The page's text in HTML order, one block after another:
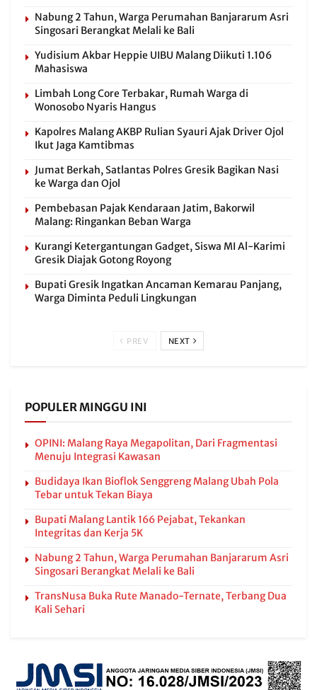
Nabung 2 Tahun, Warga Perumahan Banjararum Asri
Singosari Berangkat Melali ke Bali
Yudisium Akbar Heppie UIBU Malang Diikuti 1.106
Mahasiswa
Limbah Long Core Terbakar, Rumah Warga di
Wonosobo Nyaris Hangus
Kapolres Malang AKBP Rulian Syauri Ajak Driver Ojol
Ikut Jaga Kamtibmas
Jumat Berkah, Satlantas Polres Gresik Bagikan Nasi
ke Warga dan Ojol
Pembebasan Pajak Kendaraan Jatim, Bakorwil
Malang: Ringankan Beban Warga
Kurangi Ketergantungan Gadget, Siswa MI Al-Karimi
Gresik Diajak Gotong Royong
Bupati Gresik Ingatkan Ancaman Kemarau Panjang,
Warga Diminta Peduli Lingkungan
PREV NEXT
POPULER MINGGU INI
OPINI: Malang Raya Megapolitan, Dari Fragmentasi
Menuju Integrasi Kawasan
Budidaya Ikan Bioflok Senggreng Malang Ubah Pola
Tebar untuk Tekan Biaya
Bupati Malang Lantik 166 Pejabat, Tekankan
Integritas dan Kerja 5K
Nabung 2 Tahun, Warga Perumahan Banjararum Asri
Singosari Berangkat Melali ke Bali
TransNusa Buka Rute Manado-Ternate, Terbang Dua
Kali Sehari